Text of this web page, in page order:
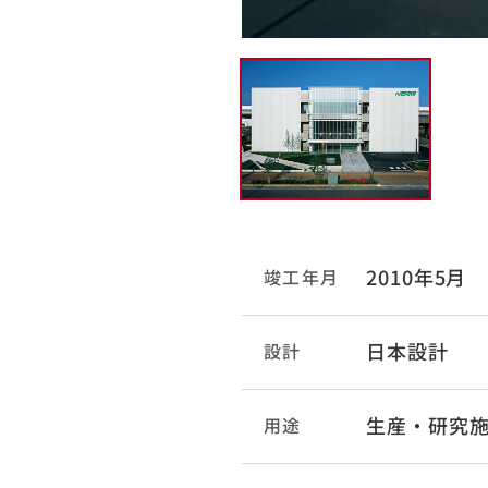
竣工年月 2010年5月
設計 日本設計
用途 生産・研究